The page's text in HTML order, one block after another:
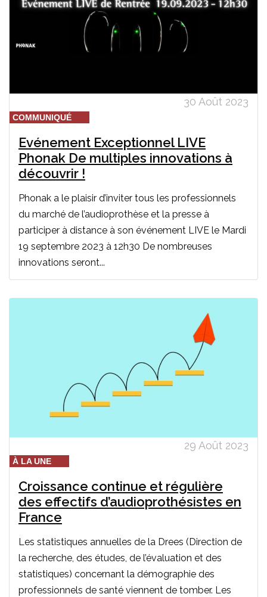
30 Août 2023
COMMUNIQUÉ
Evénement Exceptionnel LIVE
Phonak De multiples innovations à
découvrir !
Phonak a le plaisir d’inviter tous les professionnels
du marché de l’audioprothèse et la presse à
participer à distance à son événement LIVE le Mardi
19 septembre 2023 à 12h30 De nombreuses
innovations seront...
29 Août 2023
À LA UNE
Croissance continue et régulière
des effectifs d’audioprothésistes en
France
Les statistiques annuelles de la Drees (Direction de
la recherche, des études, de l’évaluation et des
statistiques) concernant la démographie des
professionnels de santé viennent de tomber. Les